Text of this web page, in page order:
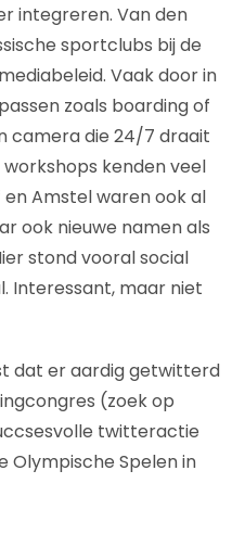
integreren. Van den
sportclubs bij de
Vaak door in
zoals boarding of
camera die 24/7 draait
kenden veel
Amstel waren ook al
ook nieuwe namen als
stond vooral social
Interessant, maar niet
dat er aardig getwitterd
(zoek op
twitteractie
Olympische Spelen in